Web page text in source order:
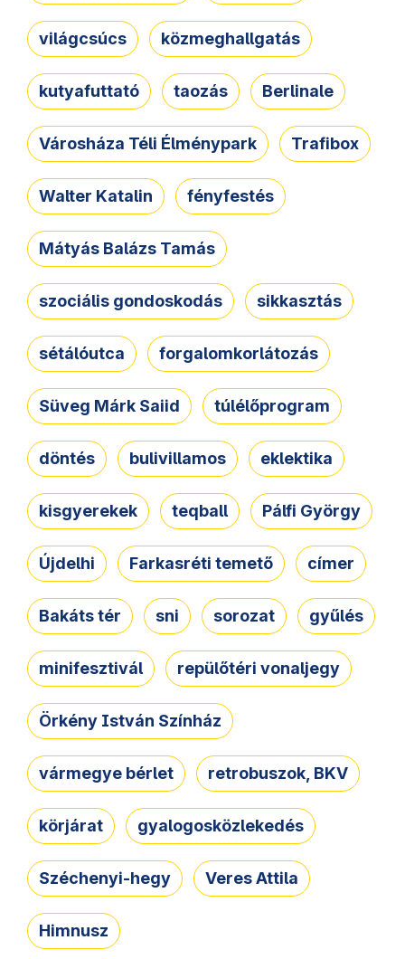
világcsúcs közmeghallgatás
kutyafuttató taozás Berlinale
Városháza Téli Élménypark Trafibox
Walter Katalin fényfestés
Mátyás Balázs Tamás
szociális gondoskodás sikkasztás
sétálóutca forgalomkorlátozás
Süveg Márk Saiid túlélőprogram
döntés bulivillamos eklektika
kisgyerekek teqball Pálfi György
Újdelhi Farkasréti temető címer
Bakáts tér sni sorozat gyűlés
minifesztivál repülőtéri vonaljegy
Örkény István Színház
vármegye bérlet retrobuszok, BKV
körjárat gyalogosközlekedés
Széchenyi-hegy Veres Attila
Himnusz